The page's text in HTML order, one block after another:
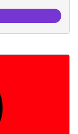
avaluació